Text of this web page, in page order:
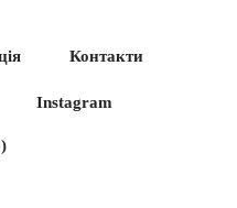
Контакти
Instagram